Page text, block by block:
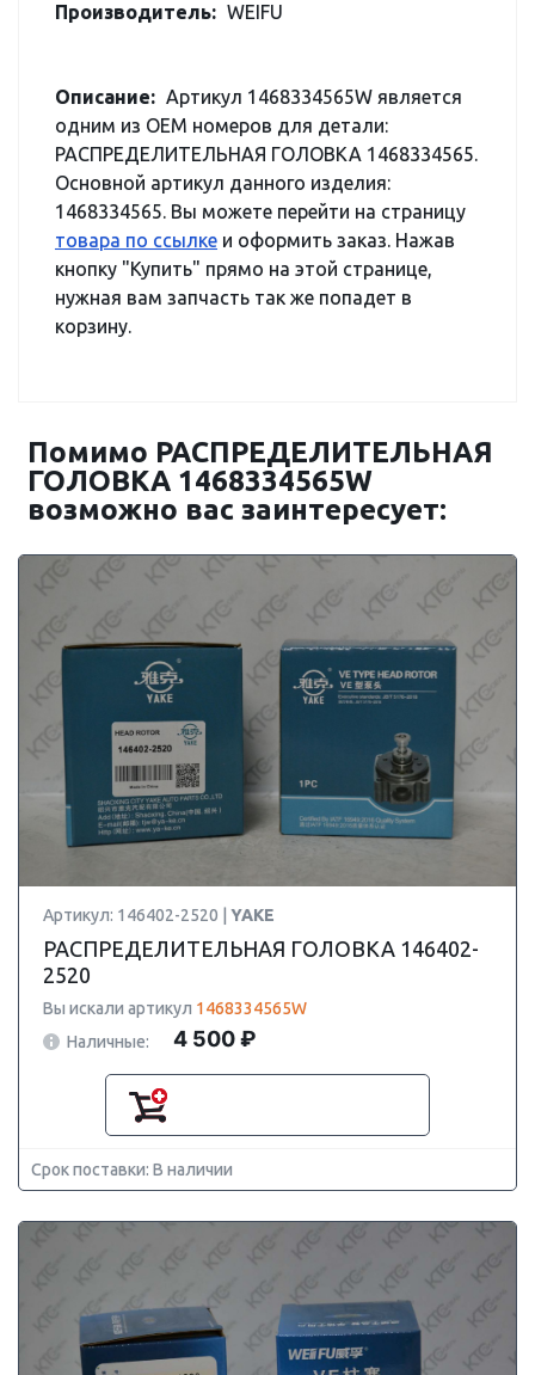
Производитель: WEIFU
Описание: Артикул 1468334565W является
одним из OEM номеров для детали:
РАСПРЕДЕЛИТЕЛЬНАЯ ГОЛОВКА 1468334565.
Основной артикул данного изделия:
1468334565. Вы можете перейти на страницу
товара по ссылке и оформить заказ. Нажав
кнопку "Купить" прямо на этой странице,
нужная вам запчасть так же попадет в
корзину.
Помимо РАСПРЕДЕЛИТЕЛЬНАЯ
ГОЛОВКА 1468334565W
возможно вас заинтересует:
Артикул: 146402-2520 | YAKE
РАСПРЕДЕЛИТЕЛЬНАЯ ГОЛОВКА 146402-
2520
Вы искали артикул 1468334565W
Наличные:
4 500 ₽
Срок поставки: В наличии